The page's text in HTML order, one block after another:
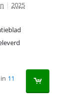
| 2025
11